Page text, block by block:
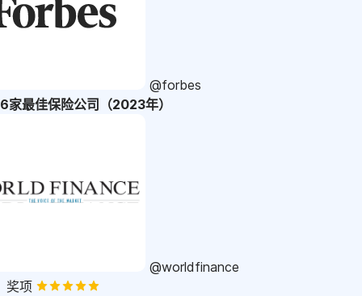
@forbes
家最佳保险公司（2023年）
@worldfinance
奖项